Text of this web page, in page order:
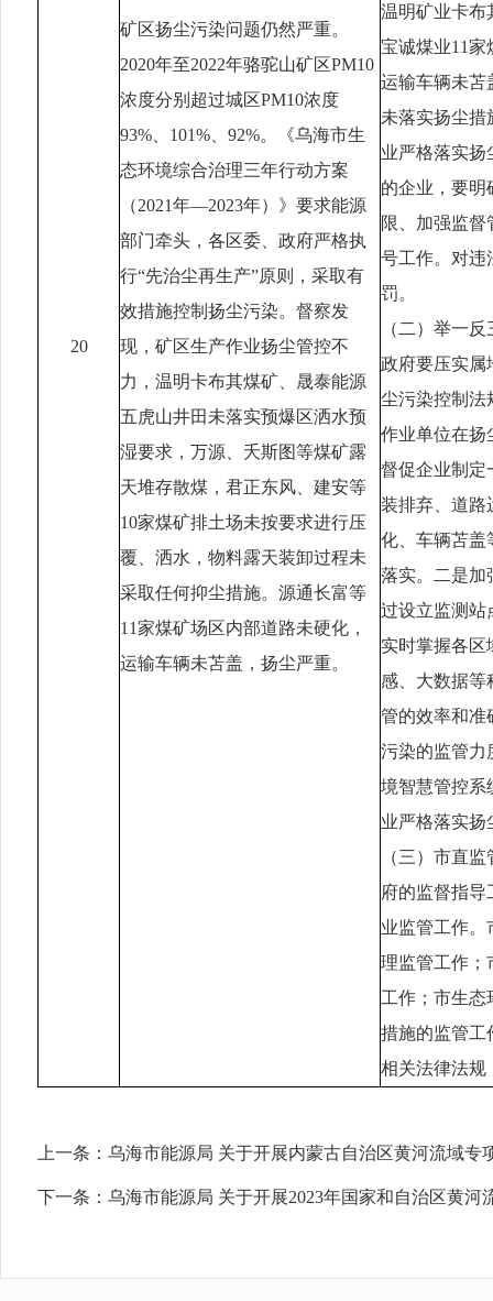
20
矿区扬尘污染问题仍然严重。
2020年至2022年骆驼山矿区PM10
浓度分别超过城区PM10浓度
93%、101%、92%。《乌海市生
态环境综合治理三年行动方案
（2021年—2023年）》要求能源
部门牵头，各区委、政府严格执
行“先治尘再生产”原则，采取有
效措施控制扬尘污染。督察发
现，矿区生产作业扬尘管控不
力，温明卡布其煤矿、晟泰能源
五虎山井田未落实预爆区洒水预
湿要求，万源、夭斯图等煤矿露
天堆存散煤，君正东风、建安等
10家煤矿排土场未按要求进行压
覆、洒水，物料露天装卸过程未
采取任何抑尘措施。源通长富等
11家煤矿场区内部道路未硬化，
运输车辆未苫盖，扬尘严重。
温明矿业卡布
宝诚煤业11
运输车辆未苫
未落实扬尘措
业严格落实扬
的企业，要明
限、加强监
号工作。对违
罚。
（二）举一
政府要压实属
尘污染控制法
作业单位在扬
督促企业制定
装排弃、道路
化、车辆苫盖
落实。二是加
过设立监测站
实时掌握各区
感、大数据等
管的效率和准
污染的监管力
境智慧管控系
业严格落实扬
（三）市直
府的监督指
业监管工作。
理监管工作；
工作；市生态
措施的监管工
相关法律法规
上一条： 乌海市能源局 关于开展内蒙古自治区黄河流域
下一条： 乌海市能源局 关于开展2023年国家和自治区黄